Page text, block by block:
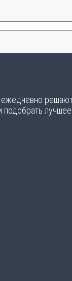
подобрать